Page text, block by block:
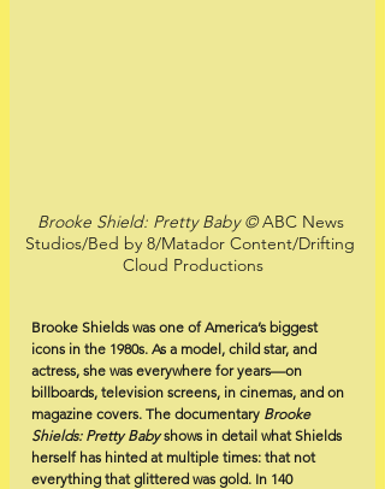
Brooke Shield: Pretty Baby © ABC News
Studios/Bed by 8/Matador Content/Drifting
Cloud Productions
Brooke Shields was one of America’s biggest
icons in the 1980s. As a model, child star, and
actress, she was everywhere for years—on
billboards, television screens, in cinemas, and on
magazine covers. The documentary Brooke
Shields: Pretty Baby shows in detail what Shields
herself has hinted at multiple times: that not
everything that glittered was gold. In 140